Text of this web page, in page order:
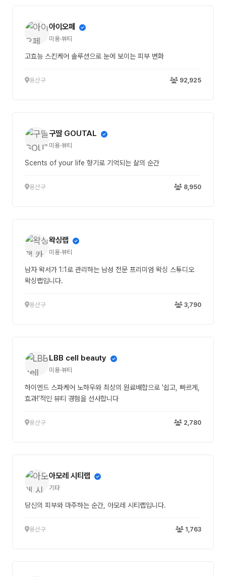
아이오페
미용·뷰티
고효능 스킨케어 솔루션으로 눈에 보이는 피부 변화
용산구 92,925
구딸 GOUTAL
미용·뷰티
Scents of your life 향기로 기억되는 삶의 순간
용산구 8,950
왁싱랩
미용·뷰티
남자 왁서가 1:1로 관리하는 남성 전문 프리미엄 왁싱 스튜디오
왁싱랩입니다.
용산구 3,790
LBB cell beauty
미용·뷰티
하이엔드 스파케어 노하우와 최상의 원료배합으로 '쉽고, 빠르게,
효과!'적인 뷰티 경험을 선사합니다
용산구 2,780
아모레 시티랩
기타
당신의 피부와 마주하는 순간, 아모레 시티랩입니다.
용산구 1,763